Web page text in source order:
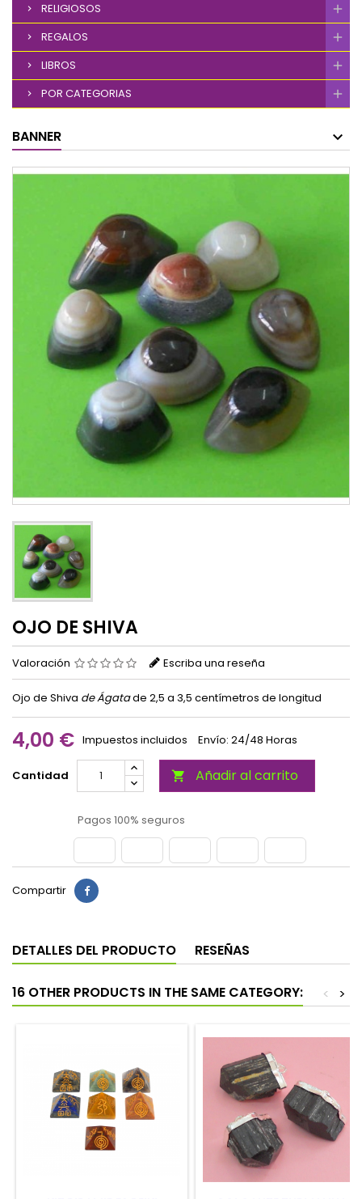
RELIGIOSOS
REGALOS
LIBROS
POR CATEGORIAS
BANNER
OJO DE SHIVA
Valoración Escriba una reseña
Ojo de Shiva de Ágatade 2,5 a 3,5 centímetros de longitud
4,00 € Impuestos incluidos Envío: 24/48 Horas
Cantidad  Añadir al carrito
Pagos 100% seguros
Compartir
DETALLES DEL PRODUCTO RESEÑAS
16 OTHER PRODUCTS IN THE SAME CATEGORY: >
<